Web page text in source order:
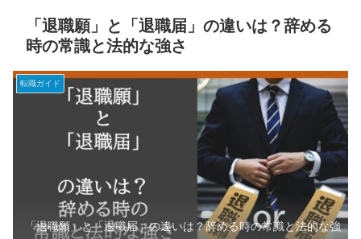
「退職願」と「退職届」の違いは？辞める
時の常識と法的な強さ
転職ガイド
「退職願」と「退職届」の違いは？辞める時の常識と法的な強